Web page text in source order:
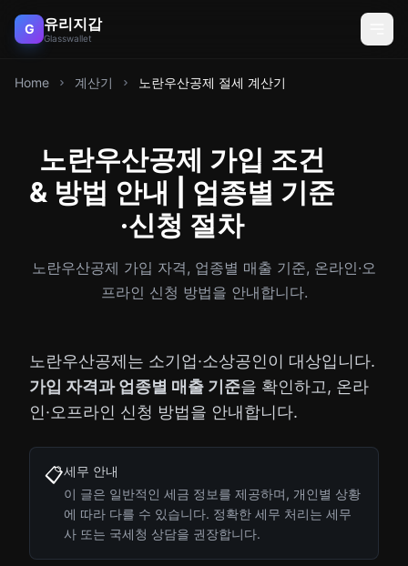
G 유리지갑
Glasswallet
Home 계산기 노란우산공제 절세 계산기
노란우산공제 가입 조건
& 방법 안내 | 업종별 기준
·신청 절차
노란우산공제 가입 자격, 업종별 매출 기준, 온라인·오
프라인 신청 방법을 안내합니다.
노란우산공제는 소기업·소상공인이 대상입니다.
가입 자격과 업종별 매출 기준을 확인하고, 온라
인·오프라인 신청 방법을 안내합니다.
📋세무 안내
이 글은 일반적인 세금 정보를 제공하며, 개인별 상황
에 따라 다를 수 있습니다. 정확한 세무 처리는 세무
사 또는 국세청 상담을 권장합니다.